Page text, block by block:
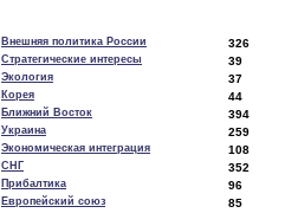
Внешняя политика России 326
Стратегические интересы 39
Экология 37
Корея 44
Ближний Восток 394
Украина 259
Экономическая интеграция 108
СНГ 352
Прибалтика 96
Европейский союз 85